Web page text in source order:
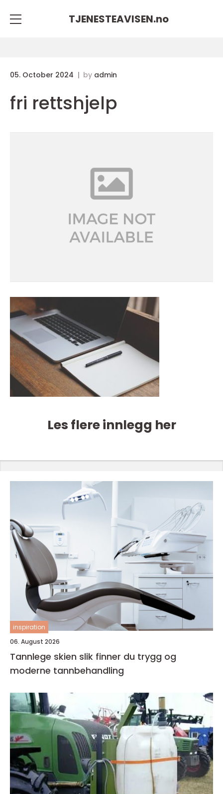
TJENESTEAVISEN.no
05. October 2024 by admin
fri rettshjelp
Les flere innlegg her
inspiration
06. August 2026
Tannlege skien slik finner du trygg og
moderne tannbehandling